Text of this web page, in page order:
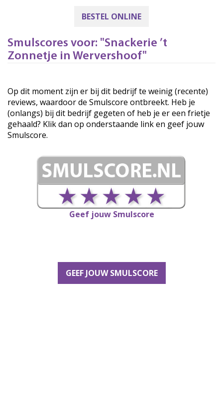
BESTEL ONLINE
Smulscores voor: "Snackerie ’t
Zonnetje in Wervershoof"
Op dit moment zijn er bij dit bedrijf te weinig (recente)
reviews, waardoor de Smulscore ontbreekt. Heb je
(onlangs) bij dit bedrijf gegeten of heb je er een frietje
gehaald? Klik dan op onderstaande link en geef jouw
Smulscore.
Geef jouw Smulscore
GEEF JOUW SMULSCORE